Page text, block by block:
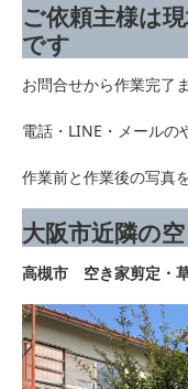
ご依頼主様は
です
お問合せから作業完了
電話・LINE・メールの
作業前と作業後の写真
大阪市近隣の
高槻市 空き家剪定・